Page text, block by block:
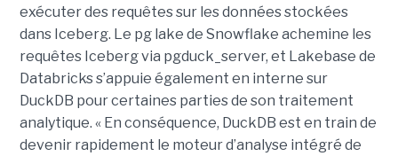
exécuter des requêtes sur les données stockées
dans Iceberg. Le pg lake de Snowflake achemine les
requêtes Iceberg via pgduck_server, et Lakebase de
Databricks s’appuie également en interne sur
DuckDB pour certaines parties de son traitement
analytique. « En conséquence, DuckDB est en train de
devenir rapidement le moteur d’analyse intégré de